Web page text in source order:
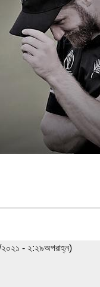
২০২১ - ২:২৯অপরাহ্ন)